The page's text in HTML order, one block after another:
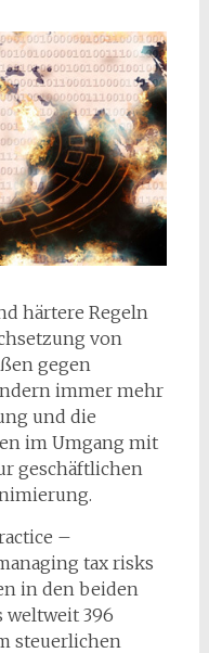
härtere Regeln
von
gegen
immer mehr
und die
im Umgang mit
geschäftlichen
–
tax risks
in den beiden
weltweit 396
steuerlichen